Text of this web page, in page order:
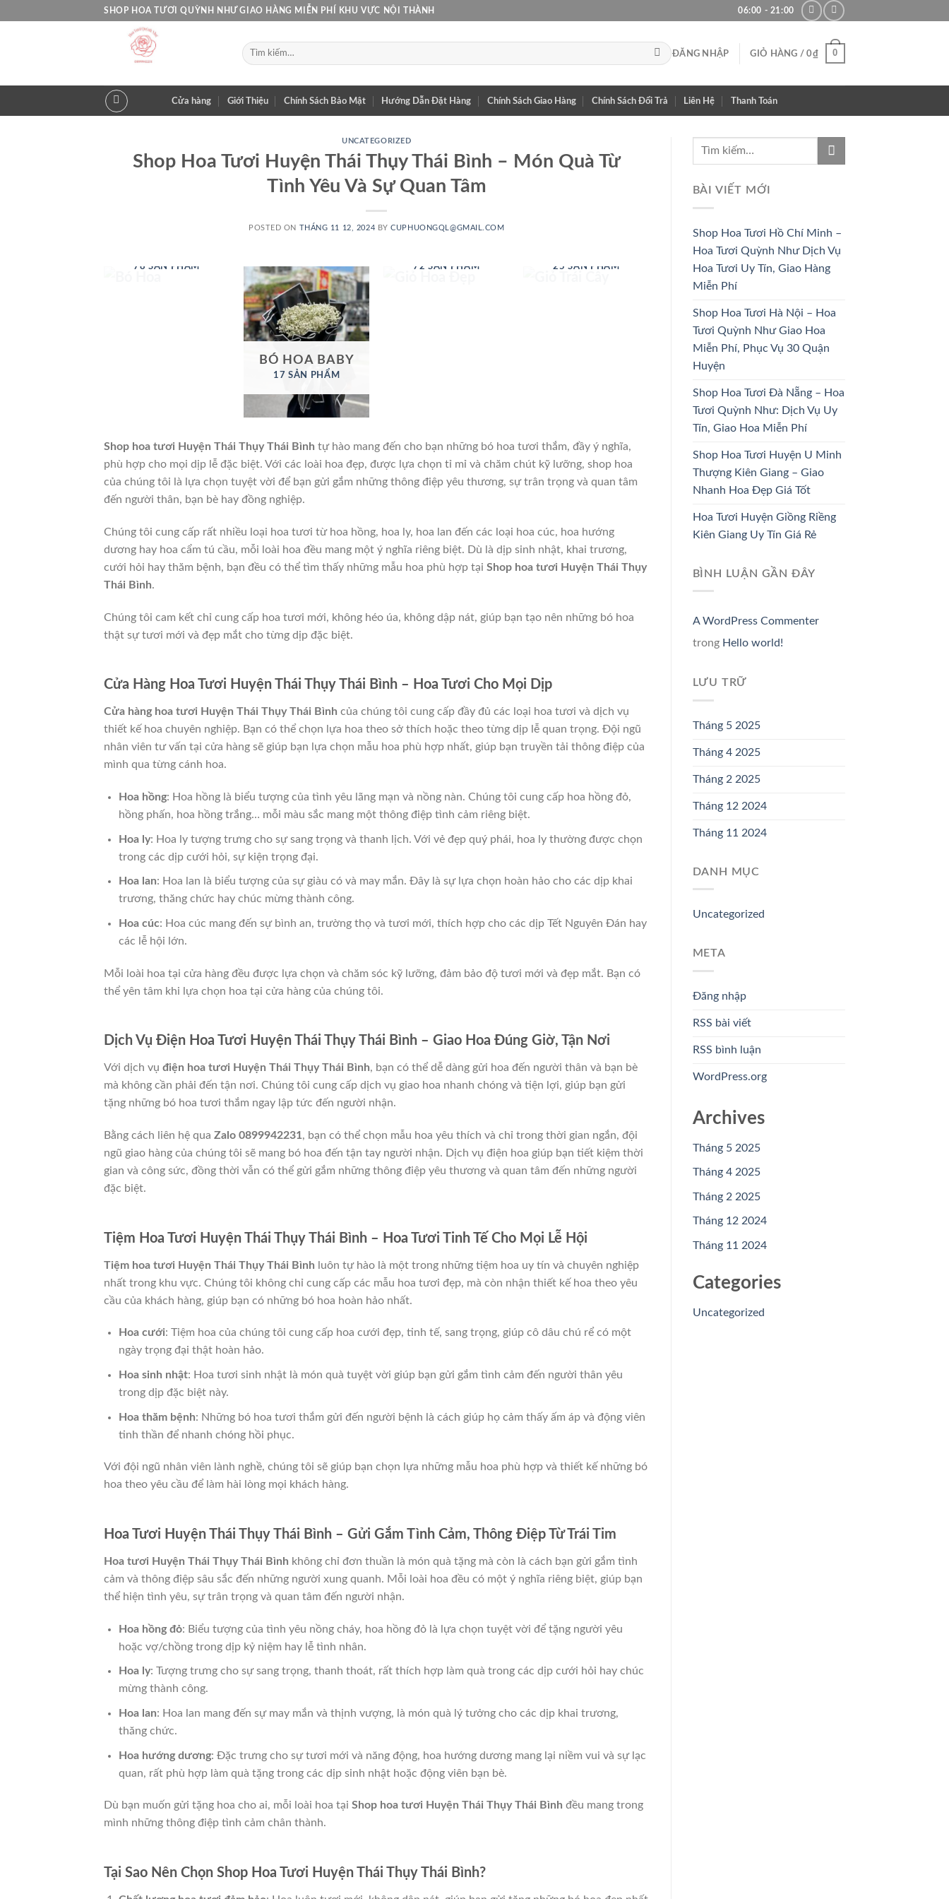
SHOP HOA TƯƠI QUỲNH NHƯ GIAO HÀNG MIỄN PHÍ KHU VỰC NỘI THÀNH 06:00 - 21:00
Tìm
kiếm:
ĐĂNG NHẬP GIỎ HÀNG /0₫ 0
Cửa hàng Giới Thiệu Chính Sách Bảo Mật Hướng Dẫn Đặt Hàng Chính Sách Giao Hàng Chính Sách Đổi Trả Liên Hệ Thanh Toán
UNCATEGORIZED
Shop Hoa Tươi Huyện Thái Thụy Thái Bình – Món Quà Từ
Tình Yêu Và Sự Quan Tâm
POSTED ON THÁNG 11 12, 2024 BYCUPHUONGQL@GMAIL.COM
78 SẢN PHẨM
BÓ HOA BABY
17 SẢN PHẨM
72 SẢN PHẨM 25 SẢN PHẨM
HOA CÔ DÂU
33 SẢN PHẨM
Shop hoa tươi Huyện Thái Thụy Thái Bình tự hào mang đến cho bạn những bó hoa tươi thắm, đầy ý nghĩa,
phù hợp cho mọi dịp lễ đặc biệt. Với các loài hoa đẹp, được lựa chọn tỉ mỉ và chăm chút kỹ lưỡng, shop hoa
của chúng tôi là lựa chọn tuyệt vời để bạn gửi gắm những thông điệp yêu thương, sự trân trọng và quan tâm
đến người thân, bạn bè hay đồng nghiệp.
Chúng tôi cung cấp rất nhiều loại hoa tươi từ hoa hồng, hoa ly, hoa lan đến các loại hoa cúc, hoa hướng
dương hay hoa cẩm tú cầu, mỗi loài hoa đều mang một ý nghĩa riêng biệt. Dù là dịp sinh nhật, khai trương,
cưới hỏi hay thăm bệnh, bạn đều có thể tìm thấy những mẫu hoa phù hợp tại Shop hoa tươi Huyện Thái Thụy
Thái Bình.
Chúng tôi cam kết chỉ cung cấp hoa tươi mới, không héo úa, không dập nát, giúp bạn tạo nên những bó hoa
thật sự tươi mới và đẹp mắt cho từng dịp đặc biệt.
Cửa Hàng Hoa Tươi Huyện Thái Thụy Thái Bình – Hoa Tươi Cho Mọi Dịp
Cửa hàng hoa tươi Huyện Thái Thụy Thái Bình của chúng tôi cung cấp đầy đủ các loại hoa tươi và dịch vụ
thiết kế hoa chuyên nghiệp. Bạn có thể chọn lựa hoa theo sở thích hoặc theo từng dịp lễ quan trọng. Đội ngũ
nhân viên tư vấn tại cửa hàng sẽ giúp bạn lựa chọn mẫu hoa phù hợp nhất, giúp bạn truyền tải thông điệp của
mình qua từng cánh hoa.
Hoa hồng: Hoa hồng là biểu tượng của tình yêu lãng mạn và nồng nàn. Chúng tôi cung cấp hoa hồng đỏ,
hồng phấn, hoa hồng trắng… mỗi màu sắc mang một thông điệp tình cảm riêng biệt.
Hoa ly: Hoa ly tượng trưng cho sự sang trọng và thanh lịch. Với vẻ đẹp quý phái, hoa ly thường được chọn
trong các dịp cưới hỏi, sự kiện trọng đại.
Hoa lan: Hoa lan là biểu tượng của sự giàu có và may mắn. Đây là sự lựa chọn hoàn hảo cho các dịp khai
trương, thăng chức hay chúc mừng thành công.
Hoa cúc: Hoa cúc mang đến sự bình an, trường thọ và tươi mới, thích hợp cho các dịp Tết Nguyên Đán hay
các lễ hội lớn.
Mỗi loài hoa tại cửa hàng đều được lựa chọn và chăm sóc kỹ lưỡng, đảm bảo độ tươi mới và đẹp mắt. Bạn có
thể yên tâm khi lựa chọn hoa tại cửa hàng của chúng tôi.
Dịch Vụ Điện Hoa Tươi Huyện Thái Thụy Thái Bình – Giao Hoa Đúng Giờ, Tận Nơi
Với dịch vụ điện hoa tươi Huyện Thái Thụy Thái Bình, bạn có thể dễ dàng gửi hoa đến người thân và bạn bè
mà không cần phải đến tận nơi. Chúng tôi cung cấp dịch vụ giao hoa nhanh chóng và tiện lợi, giúp bạn gửi
tặng những bó hoa tươi thắm ngay lập tức đến người nhận.
Bằng cách liên hệ qua Zalo 0899942231, bạn có thể chọn mẫu hoa yêu thích và chỉ trong thời gian ngắn, đội
ngũ giao hàng của chúng tôi sẽ mang bó hoa đến tận tay người nhận. Dịch vụ điện hoa giúp bạn tiết kiệm thời
gian và công sức, đồng thời vẫn có thể gửi gắm những thông điệp yêu thương và quan tâm đến những người
đặc biệt.
Tiệm Hoa Tươi Huyện Thái Thụy Thái Bình – Hoa Tươi Tinh Tế Cho Mọi Lễ Hội
Tiệm hoa tươi Huyện Thái Thụy Thái Bình luôn tự hào là một trong những tiệm hoa uy tín và chuyên nghiệp
nhất trong khu vực. Chúng tôi không chỉ cung cấp các mẫu hoa tươi đẹp, mà còn nhận thiết kế hoa theo yêu
cầu của khách hàng, giúp bạn có những bó hoa hoàn hảo nhất.
Hoa cưới: Tiệm hoa của chúng tôi cung cấp hoa cưới đẹp, tinh tế, sang trọng, giúp cô dâu chú rể có một
ngày trọng đại thật hoàn hảo.
Hoa sinh nhật: Hoa tươi sinh nhật là món quà tuyệt vời giúp bạn gửi gắm tình cảm đến người thân yêu
trong dịp đặc biệt này.
Hoa thăm bệnh: Những bó hoa tươi thắm gửi đến người bệnh là cách giúp họ cảm thấy ấm áp và động viên
tinh thần để nhanh chóng hồi phục.
Với đội ngũ nhân viên lành nghề, chúng tôi sẽ giúp bạn chọn lựa những mẫu hoa phù hợp và thiết kế những bó
hoa theo yêu cầu để làm hài lòng mọi khách hàng.
Hoa Tươi Huyện Thái Thụy Thái Bình – Gửi Gắm Tình Cảm, Thông Điệp Từ Trái Tim
Hoa tươi Huyện Thái Thụy Thái Bình không chỉ đơn thuần là món quà tặng mà còn là cách bạn gửi gắm tình
cảm và thông điệp sâu sắc đến những người xung quanh. Mỗi loài hoa đều có một ý nghĩa riêng biệt, giúp bạn
thể hiện tình yêu, sự trân trọng và quan tâm đến người nhận.
Hoa hồng đỏ: Biểu tượng của tình yêu nồng cháy, hoa hồng đỏ là lựa chọn tuyệt vời để tặng người yêu
hoặc vợ/chồng trong dịp kỷ niệm hay lễ tình nhân.
Hoa ly: Tượng trưng cho sự sang trọng, thanh thoát, rất thích hợp làm quà trong các dịp cưới hỏi hay chúc
mừng thành công.
Hoa lan: Hoa lan mang đến sự may mắn và thịnh vượng, là món quà lý tưởng cho các dịp khai trương,
thăng chức.
Hoa hướng dương: Đặc trưng cho sự tươi mới và năng động, hoa hướng dương mang lại niềm vui và sự lạc
quan, rất phù hợp làm quà tặng trong các dịp sinh nhật hoặc động viên bạn bè.
Dù bạn muốn gửi tặng hoa cho ai, mỗi loài hoa tại Shop hoa tươi Huyện Thái Thụy Thái Bình đều mang trong
mình những thông điệp tình cảm chân thành.
Tại Sao Nên Chọn Shop Hoa Tươi Huyện Thái Thụy Thái Bình?
BÀI VIẾT MỚI
Shop Hoa Tươi Hồ Chí Minh –
Hoa Tươi Quỳnh Như Dịch Vụ
Hoa Tươi Uy Tín, Giao Hàng
Miễn Phí
Shop Hoa Tươi Hà Nội – Hoa
Tươi Quỳnh Như Giao Hoa
Miễn Phí, Phục Vụ 30 Quận
Huyện
Shop Hoa Tươi Đà Nẵng – Hoa
Tươi Quỳnh Như: Dịch Vụ Uy
Tín, Giao Hoa Miễn Phí
Shop Hoa Tươi Huyện U Minh
Thượng Kiên Giang – Giao
Nhanh Hoa Đẹp Giá Tốt
Hoa Tươi Huyện Giồng Riềng
Kiên Giang Uy Tín Giá Rẻ
BÌNH LUẬN GẦN ĐÂY
A WordPress Commenter
trong Hello world!
LƯU TRỮ
Tháng 5 2025
Tháng 4 2025
Tháng 2 2025
Tháng 12 2024
Tháng 11 2024
DANH MỤC
Uncategorized
META
Đăng nhập
RSS bài viết
RSS bình luận
WordPress.org
Archives
Tháng 5 2025
Tháng 4 2025
Tháng 2 2025
Tháng 12 2024
Tháng 11 2024
Categories
Uncategorized